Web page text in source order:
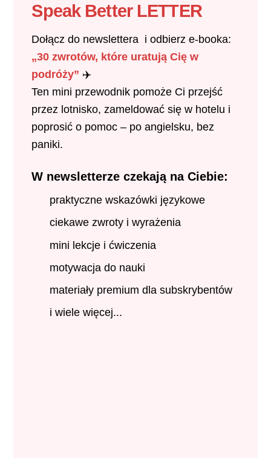
Speak Better LETTER
Dołącz do newslettera i odbierz e-booka:
„30 zwrotów, które uratują Cię w
podróży” ✈️
Ten mini przewodnik pomoże Ci przejść
przez lotnisko, zameldować się w hotelu i
poprosić o pomoc – po angielsku, bez
paniki.
W newsletterze czekają na Ciebie:
praktyczne wskazówki językowe
ciekawe zwroty i wyrażenia
mini lekcje i ćwiczenia
motywacja do nauki
materiały premium dla subskrybentów
i wiele więcej...